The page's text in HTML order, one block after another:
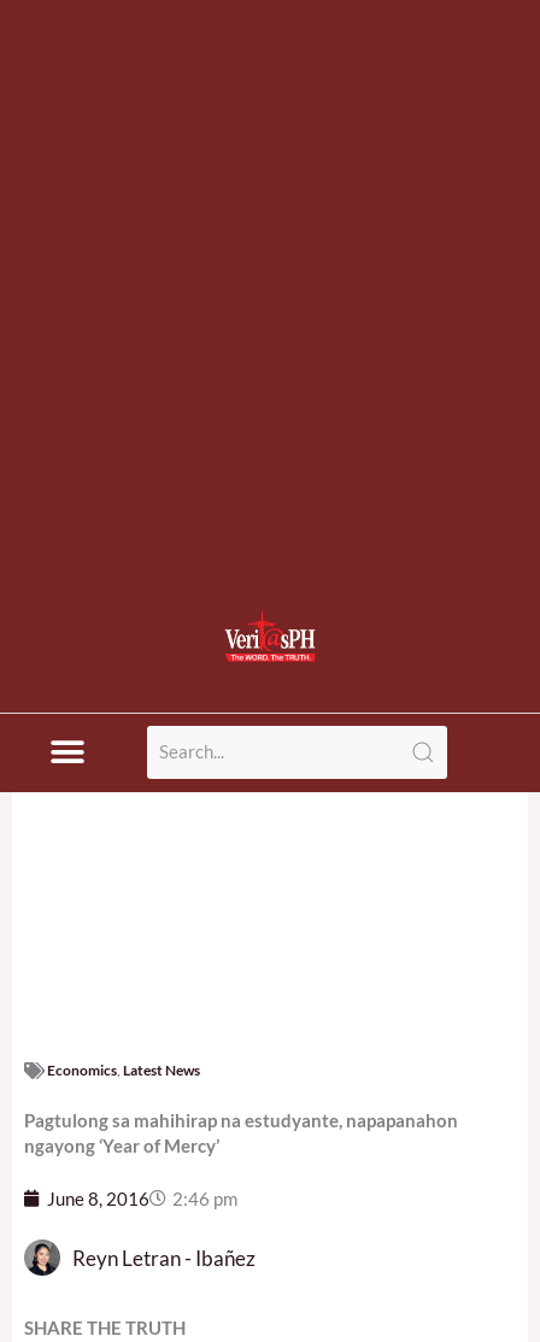
Economics Latest News
Pagtulong sa mahihirap na estudyante, napapanahon
ngayong ‘Year of Mercy’
June 8, 2016 2:46 pm
Reyn Letran - Ibañez
SHARE THE TRUTH